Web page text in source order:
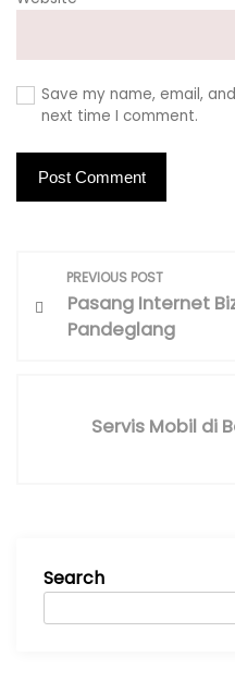
Save my name, email,
next time I comment.
PREVIOUS POST
Pasang Internet
Pandeglang
Servis Mobil di
Search